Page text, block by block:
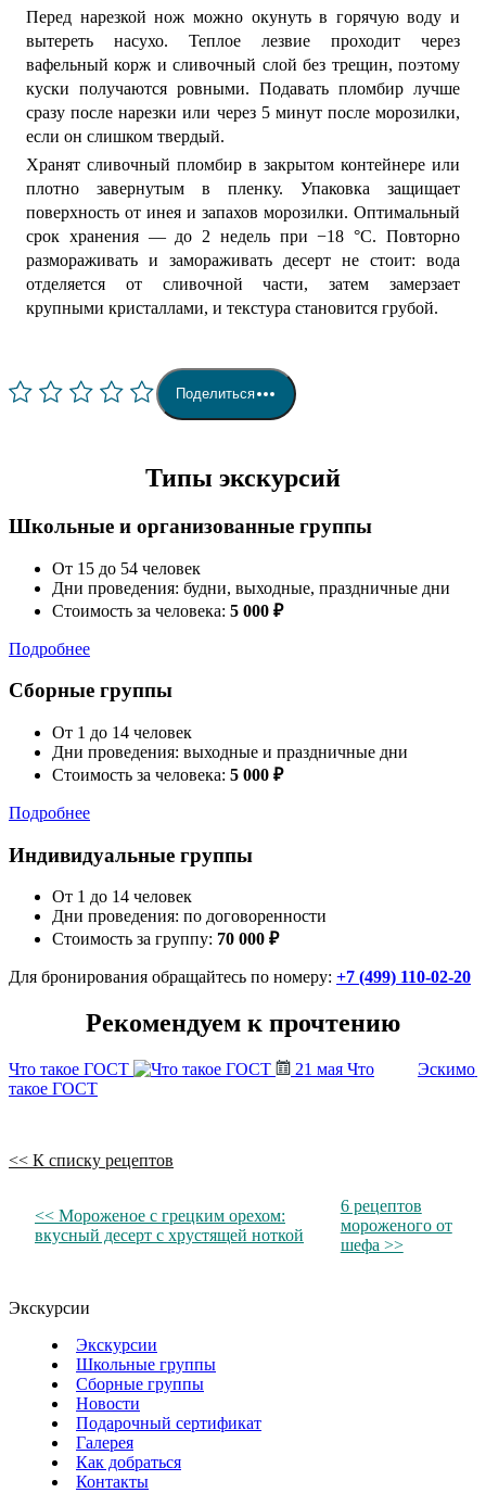
Перед нарезкой нож можно окунуть в горячую воду и
вытереть насухо. Теплое лезвие проходит через
вафельный корж и сливочный слой без трещин, поэтому
куски получаются ровными. Подавать пломбир лучше
сразу после нарезки или через 5 минут после морозилки,
если он слишком твердый.
Хранят сливочный пломбир в закрытом контейнере или
плотно завернутым в пленку. Упаковка защищает
поверхность от инея и запахов морозилки. Оптимальный
срок хранения — до 2 недель при −18 °C. Повторно
размораживать и замораживать десерт не стоит: вода
отделяется от сливочной части, затем замерзает
крупными кристаллами, и текстура становится грубой.
Поделиться
Типы экскурсий
Школьные и организованные группы
От 15 до 54 человек
Дни проведения: будни, выходные, праздничные дни
Стоимость за человека: 5 000 ₽
Подробнее
Сборные группы
От 1 до 14 человек
Дни проведения: выходные и праздничные дни
Стоимость за человека: 5 000 ₽
Подробнее
Индивидуальные группы
От 1 до 14 человек
Дни проведения: по договоренности
Стоимость за группу: 70 000 ₽
Для бронирования обращайтесь по номеру: +7 (499) 110-02-20
Рекомендуем к прочтению
Что такое ГОСТ 21 мая Что
такое ГОСТ
Эскимо
<< К списку рецептов
<< Мороженое с грецким орехом:
вкусный десерт с хрустящей ноткой
6 рецептов
мороженого от
шефа >>
Экскурсии
Экскурсии
Школьные группы
Сборные группы
Новости
Подарочный сертификат
Галерея
Как добраться
Контакты